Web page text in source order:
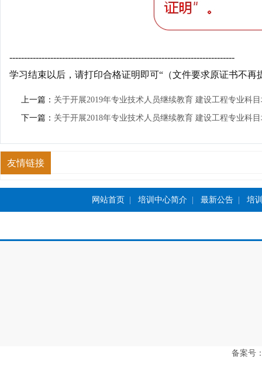
-----------------------------------------------------------------------------
学习结束以后，请打印合格证明即可“（文件要求原证书不再
上一篇： 关于开展2019年专业技术人员继续教育 建设工程专业科
下一篇： 关于开展2018年专业技术人员继续教育 建设工程专业科
友情链接
网站首页| 培训中心简介| 最新公告| 培
备案号